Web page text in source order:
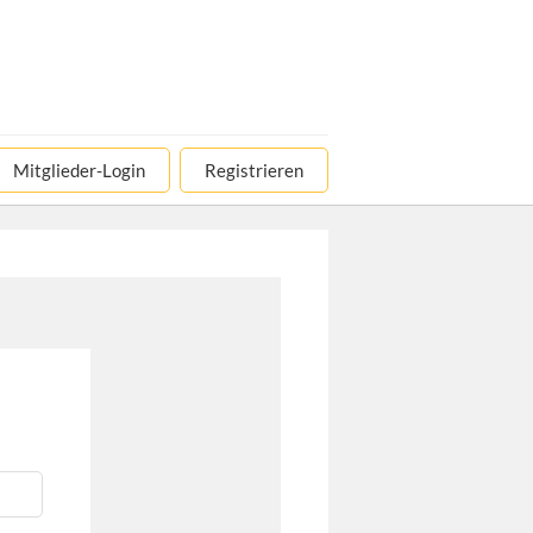
Mitglieder-Login Registrieren